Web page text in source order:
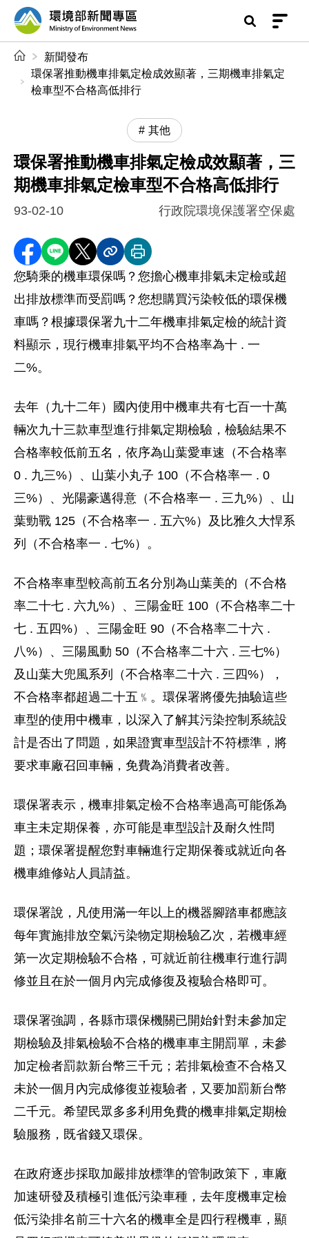
前往中央內容區塊
環境部新聞專區
新聞發布
環保署推動機車排氣定檢成效顯著，三期機車排氣定
檢車型不合格高低排行
其他
環保署推動機車排氣定檢成效顯著，三
期機車排氣定檢車型不合格高低排行
93-02-10 行政院環境保護署空保處
分享至 Facebook
分享到 LINE
分享到 X分享內容連結
列印本頁
您騎乘的機車環保嗎？您擔心機車排氣未定檢或超
出排放標準而受罰嗎？您想購買污染較低的環保機
車嗎？根據環保署九十二年機車排氣定檢的統計資
料顯示，現行機車排氣平均不合格率為十 . 一
二%。
去年（九十二年）國內使用中機車共有七百一十萬
輛次九十三款車型進行排氣定期檢驗，檢驗結果不
合格率較低前五名，依序為山葉愛車速（不合格率
0 . 九三%）、山葉小丸子 100（不合格率一 . 0
三%）、光陽豪邁得意（不合格率一 . 三九%）、山
葉勁戰 125（不合格率一 . 五六%）及比雅久大悍系
列（不合格率一 . 七%）。
不合格率車型較高前五名分別為山葉美的（不合格
率二十七 . 六九%）、三陽金旺 100（不合格率二十
七 . 五四%）、三陽金旺 90（不合格率二十六 .
八%）、三陽風動 50（不合格率二十六 . 三七%）
及山葉大兜風系列（不合格率二十六 . 三四%），
不合格率都超過二十五﹪。環保署將優先抽驗這些
車型的使用中機車，以深入了解其污染控制系統設
計是否出了問題，如果證實車型設計不符標準，將
要求車廠召回車輛，免費為消費者改善。
環保署表示，機車排氣定檢不合格率過高可能係為
車主未定期保養，亦可能是車型設計及耐久性問
題；環保署提醒您對車輛進行定期保養或就近向各
機車維修站人員請益。
環保署說，凡使用滿一年以上的機器腳踏車都應該
每年實施排放空氣污染物定期檢驗乙次，若機車經
第一次定期檢驗不合格，可就近前往機車行進行調
修並且在於一個月內完成修復及複驗合格即可。
環保署強調，各縣市環保機關已開始針對未參加定
期檢驗及排氣檢驗不合格的機車車主開罰單，未參
加定檢者罰款新台幣三千元；若排氣檢查不合格又
未於一個月內完成修復並複驗者，又要加罰新台幣
二千元。希望民眾多多利用免費的機車排氣定期檢
驗服務，既省錢又環保。
在政府逐步採取加嚴排放標準的管制政策下，車廠
加速研發及積極引進低污染車種，去年度機車定檢
低污染排名前三十六名的機車全是四行程機車，顯